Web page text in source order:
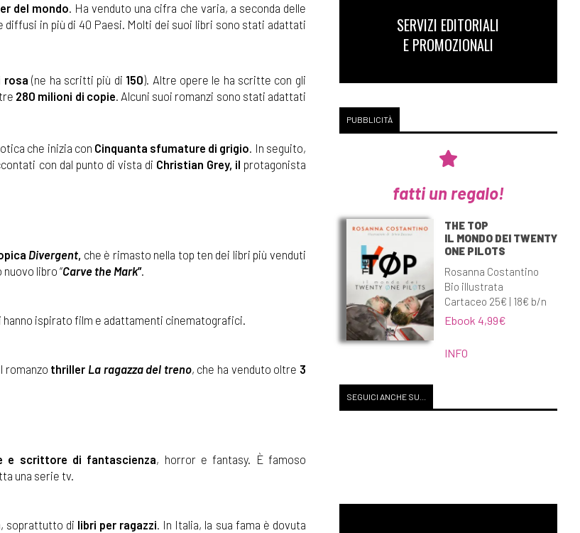
del mondo. Ha venduto una cifra che varia, a seconda delle
diffusi in più di 40 Paesi. Molti dei suoi libri sono stati adattati
rosa(ne ha scritti più di 150). Altre opere le ha scritte con gli
280 milioni di copie . Alcuni suoi romanzi sono stati adattati
che inizia con Cinquanta sfumature di grigio . In seguito,
con dal punto di vista di Christian Grey, il protagonista
Divergent, che è rimasto nella top ten dei libri più venduti
nuovo libro “Carve the Mark”.
ispirato film e adattamenti cinematografici.
romanzo thriller La ragazza del treno, che ha venduto oltre 3
e scrittore di fantascienza, horror e fantasy. È famoso
una serie tv.
soprattutto di libri per ragazzi. In Italia, la sua fama è dovuta
SERVIZI EDITORIALI
E PROMOZIONALI
PUBBLICITÀ
fatti un regalo!
THE TOP
IL MONDO DEI TWENTY
ONE PILOTS
Rosanna Costantino
Bio illustrata
Cartaceo 25€ | 18€ b/n
Ebook 4,99€
INFO
SEGUICI ANCHE SU...